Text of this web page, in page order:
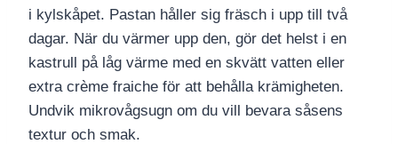
i kylskåpet. Pastan håller sig fräsch i upp till två
dagar. När du värmer upp den, gör det helst i en
kastrull på låg värme med en skvätt vatten eller
extra crème fraiche för att behålla krämigheten.
Undvik mikrovågsugn om du vill bevara såsens
textur och smak.